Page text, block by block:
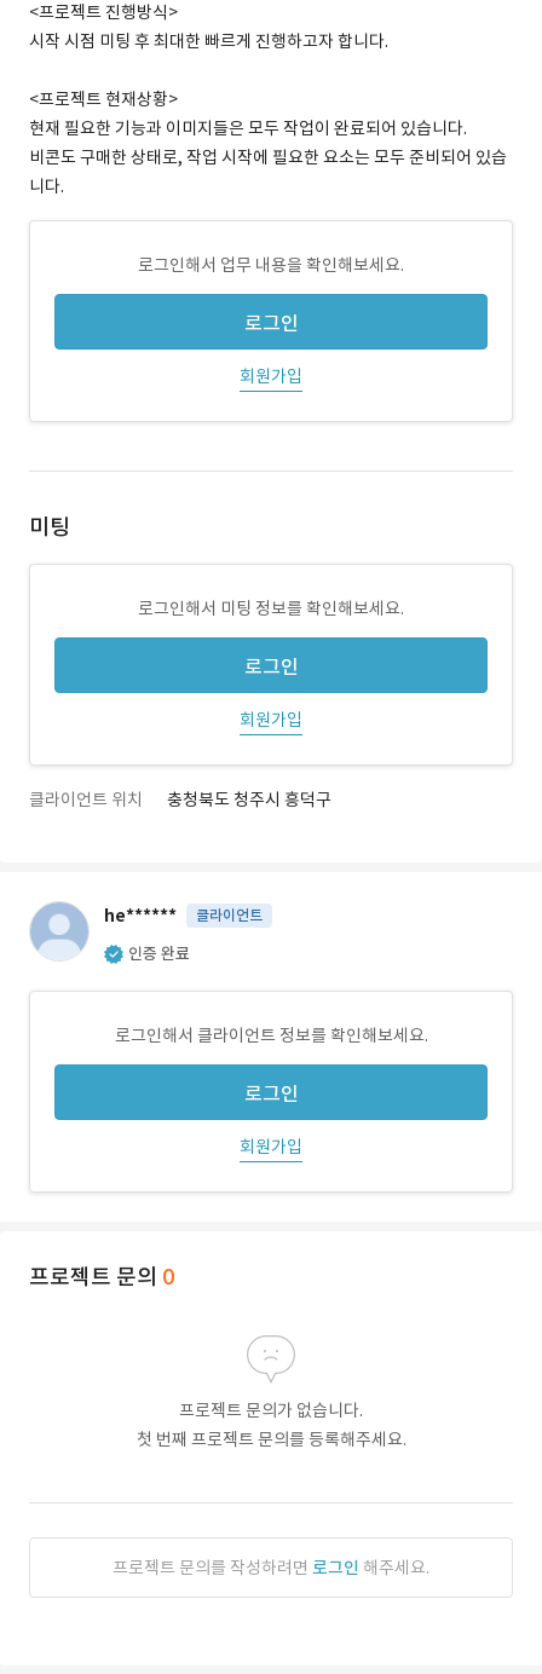
<프로젝트 진행방식>
시작 시점 미팅 후 최대한 빠르게 진행하고자 합니다.
<프로젝트 현재상황>
현재 필요한 기능과 이미지들은 모두 작업이 완료되어 있습니다.
비콘도 구매한 상태로, 작업 시작에 필요한 요소는 모두 준비되어 있습
니다.
로그인해서 업무 내용을 확인해보세요.
로그인
회원가입
미팅
로그인해서 미팅 정보를 확인해보세요.
로그인
회원가입
클라이언트 위치 충청북도 청주시 흥덕구
he****** 클라이언트
인증 완료
로그인해서 클라이언트 정보를 확인해보세요.
로그인
회원가입
프로젝트 문의 0
프로젝트 문의가 없습니다.
첫 번째 프로젝트 문의를 등록해주세요.
프로젝트 문의를 작성하려면 로그인 해주세요.